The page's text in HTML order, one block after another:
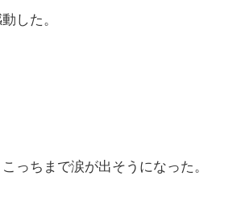
した。
っちまで涙が出そうになった。